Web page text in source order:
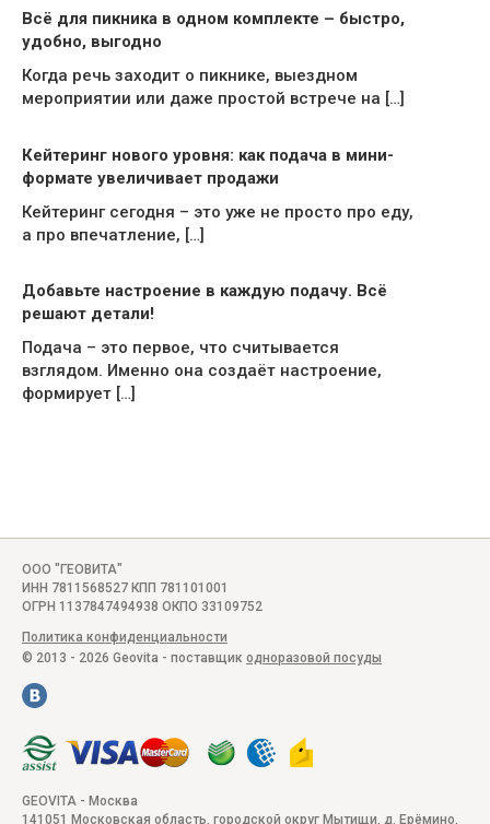
Всё для пикника в одном комплекте – быстро,
удобно, выгодно
Когда речь заходит о пикнике, выездном
мероприятии или даже простой встрече на […]
Кейтеринг нового уровня: как подача в мини-
формате увеличивает продажи
Кейтеринг сегодня – это уже не просто про еду,
а про впечатление, […]
Добавьте настроение в каждую подачу. Всё
решают детали!
Подача – это первое, что считывается
взглядом. Именно она создаёт настроение,
формирует […]
ООО "ГЕОВИТА"
ИНН 7811568527 КПП 781101001
ОГРН 1137847494938 ОКПО 33109752
Политика конфиденциальности
© 2013 - 2026 Geovita - поставщик одноразовой посуды
GEOVITA - Москва
141051
Московская область, городской округ Мытищи, д. Ерёмино,